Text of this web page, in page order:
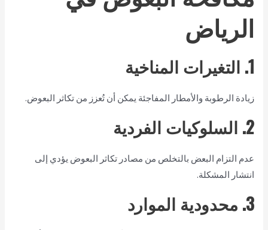
الرياض
1. التغيرات المناخية
زيادة الرطوبة والأمطار المفاجئة يمكن أن تُعزز من تكاثر البعوض.
2. السلوكيات الفردية
عدم التزام البعض بالتخلص من مصادر تكاثر البعوض يؤدي إلى
انتشار المشكلة.
3. محدودية الموارد